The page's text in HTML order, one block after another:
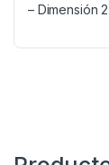
– Dimensión